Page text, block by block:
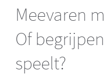
Meevaren
Of
speelt?